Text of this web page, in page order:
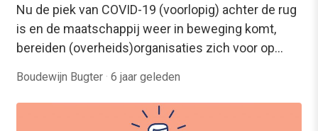
Nu de piek van COVID-19 (voorlopig) achter de rug
is en de maatschappij weer in beweging komt,
bereiden (overheids)organisaties zich voor op…
Boudewijn Bugter · 6 jaar geleden